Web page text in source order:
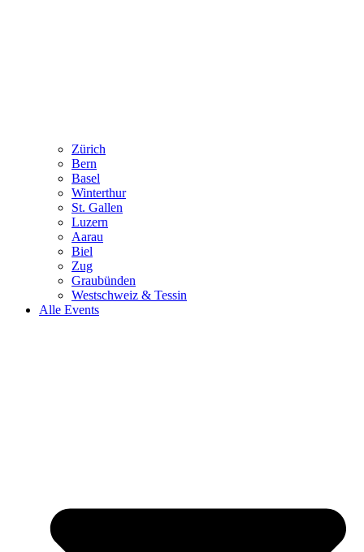
Zürich
Bern
Basel
Winterthur
St. Gallen
Luzern
Aarau
Biel
Zug
Graubünden
Westschweiz & Tessin
Alle Events